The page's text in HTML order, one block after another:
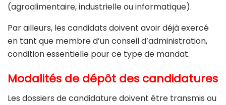
(agroalimentaire, industrielle ou informatique).
Par ailleurs, les candidats doivent avoir déjà exercé
en tant que membre d’un conseil d’administration,
condition essentielle pour ce type de mandat.
Modalités de dépôt des candidatures
Les dossiers de candidature doivent être transmis ou